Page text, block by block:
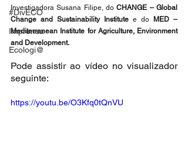
#DivECO
Imprensa
Ecologi@
Investigadora Susana Filipe, do CHANGE – Global
Change and Sustainability Institute e do MED –
Mediterranean Institute for Agriculture, Environment
and Development.
Pode assistir ao vídeo no visualizador
seguinte:
https://youtu.be/O3Kfq0tQnVU